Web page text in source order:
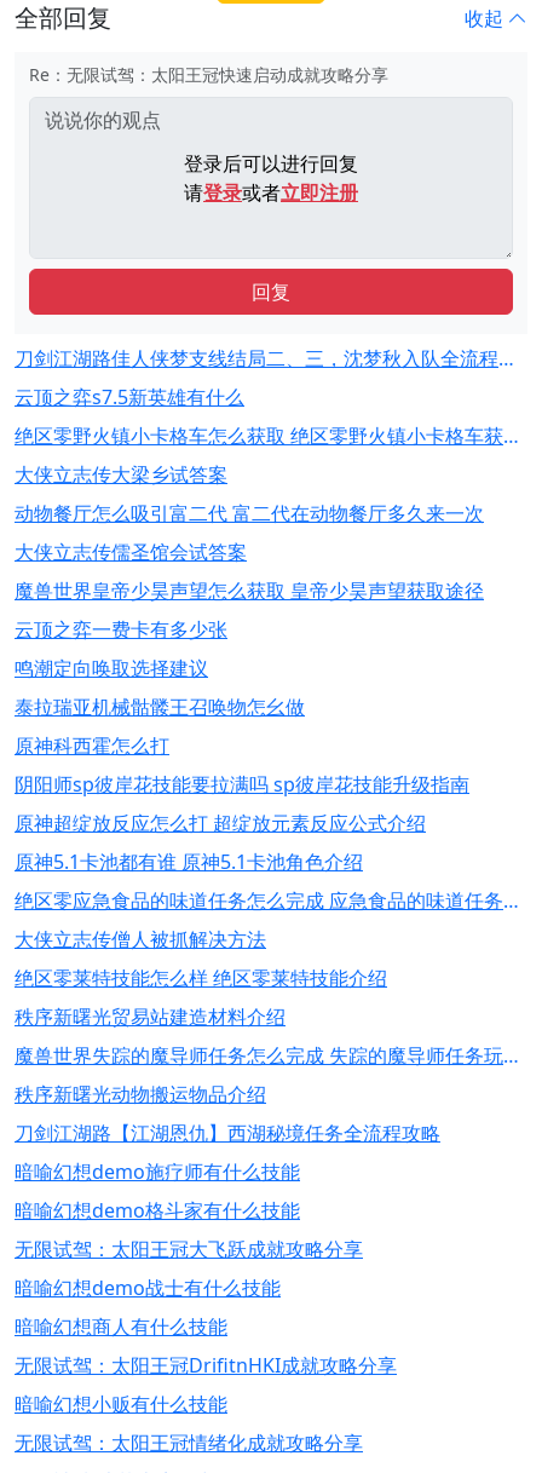
全部回复 收起
Re：无限试驾：太阳王冠快速启动成就攻略分享
登录后可以进行回复
请登录或者立即注册
回复
刀剑江湖路佳人侠梦支线结局二、三，沈梦秋入队全流程攻略
云顶之弈s7.5新英雄有什么
绝区零野火镇小卡格车怎么获取 绝区零野火镇小卡格车获取攻略
大侠立志传大梁乡试答案
动物餐厅怎么吸引富二代 富二代在动物餐厅多久来一次
大侠立志传儒圣馆会试答案
魔兽世界皇帝少昊声望怎么获取 皇帝少昊声望获取途径
云顶之弈一费卡有多少张
鸣潮定向唤取选择建议
泰拉瑞亚机械骷髅王召唤物怎幺做
原神科西霍怎么打
阴阳师sp彼岸花技能要拉满吗 sp彼岸花技能升级指南
原神超绽放反应怎么打 超绽放元素反应公式介绍
原神5.1卡池都有谁 原神5.1卡池角色介绍
绝区零应急食品的味道任务怎么完成 应急食品的味道任务玩法推荐
大侠立志传僧人被抓解决方法
绝区零莱特技能怎么样 绝区零莱特技能介绍
秩序新曙光贸易站建造材料介绍
魔兽世界失踪的魔导师任务怎么完成 失踪的魔导师任务玩法推荐
秩序新曙光动物搬运物品介绍
刀剑江湖路【江湖恩仇】西湖秘境任务全流程攻略
暗喻幻想demo施疗师有什么技能
暗喻幻想demo格斗家有什么技能
无限试驾：太阳王冠大飞跃成就攻略分享
暗喻幻想demo战士有什么技能
暗喻幻想商人有什么技能
无限试驾：太阳王冠DrifitnHKI成就攻略分享
暗喻幻想小贩有什么技能
无限试驾：太阳王冠情绪化成就攻略分享